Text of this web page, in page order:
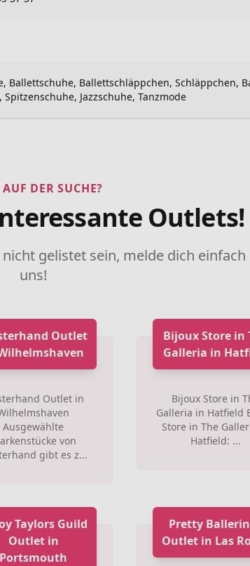
Ballettschuhe, Ballettschläppchen, Schläppchen,
Spitzenschuhe, Jazzschuhe, Tanzmode
DER SUCHE?
Outlets!
gelistet sein, melde dich einfach
uns!
Outlet
Outlet in
Ausgewählte
von
gibt es z...
Bijoux Store in
Galleria in
Bijoux Store in
Galleria in Hatfield
Store in The
Hatfield: ...
Taylors Guild
Outlet in
Portsmouth
Pretty
Outlet in Las